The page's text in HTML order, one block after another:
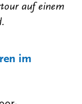
auf einem
im